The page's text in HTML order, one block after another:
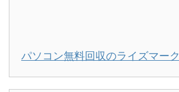
パソコン無料回収のライズマーク